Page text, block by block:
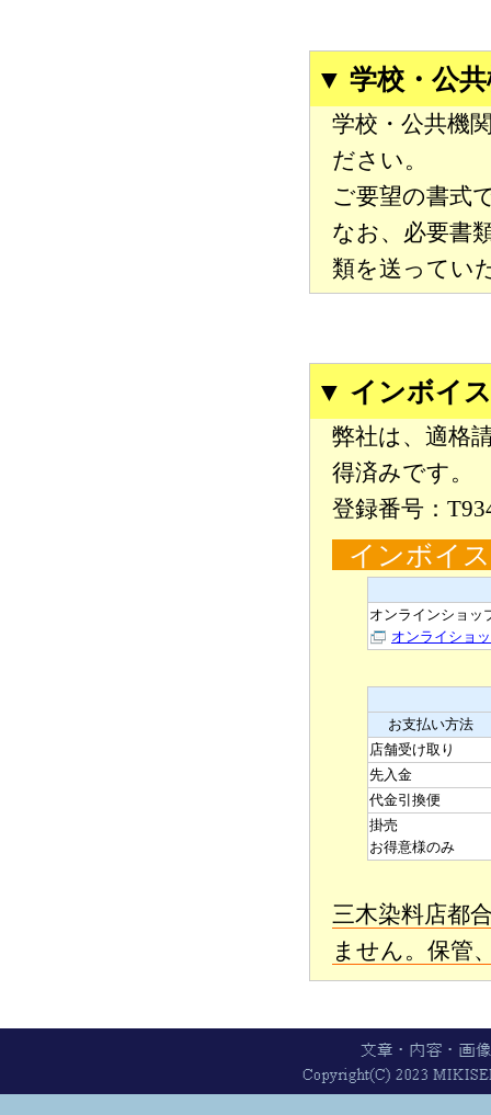
▼ 学校・公
学校・公共機
ださい。
ご要望の書式
なお、必要書
類を送ってい
▼ インボイ
弊社は、適格
得済みです。
登録番号：
インボイ
オンラインショッ
オンライショ
お支払い方法
店舗受け取り
先入金
代金引換便
掛売
お得意様のみ
三木染料店都
ません。保管